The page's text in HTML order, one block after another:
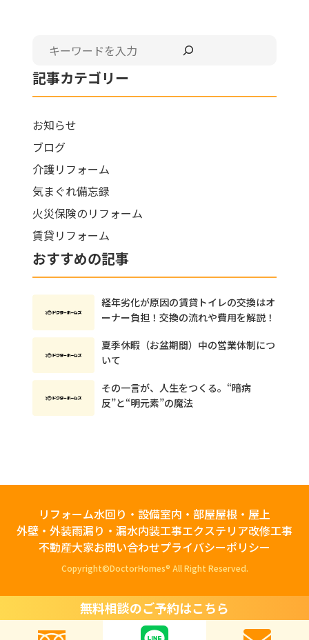
記事カテゴリー
お知らせ
ブログ
介護リフォーム
気まぐれ備忘録
火災保険のリフォーム
賃貸リフォーム
おすすめの記事
経年劣化が原因の賃貸トイレの交換はオ
ーナー負担！交換の流れや費用を解説！
夏季休暇（お盆期間）中の営業体制につ
いて
その一言が、人生をつくる。“暗病
反”と“明元素”の魔法
リフォーム水回り・設備室内・部屋屋根・屋上
外壁・外装雨漏り・漏水内装工事エクステリア改修工事
不動産大家お問い合わせプライバシーポリシー
Copyright©️DoctorHomes® All Right Reserved.
無料相談のご予約はこちら